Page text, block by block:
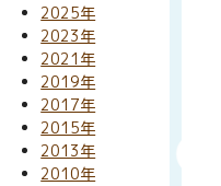
2025年
2023年
2021年
2019年
2017年
2015年
2013年
2010年